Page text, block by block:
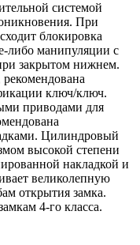
системой
При
блокировка
либо манипуляции с
закрытом нижнем.
ключ/ключ.
приводами для
Цилиндровый
высокой степени
накладкой и
великолепную
открытия замка.
4-го класса.